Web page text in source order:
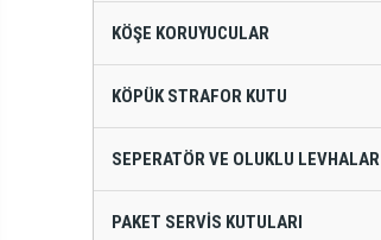
KÖŞE KORUYUCULAR
KÖPÜK STRAFOR KUTU
SEPERATÖR VE OLUKLU LEVHALAR
PAKET SERVIS KUTULARI